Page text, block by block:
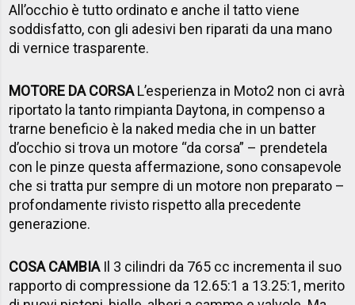
All’occhio è tutto ordinato e anche il tatto viene
soddisfatto, con gli adesivi ben riparati da una mano
di vernice trasparente.
MOTORE DA CORSAL’esperienza in Moto2 non ci avrà
riportato la tanto rimpianta Daytona, in compenso a
trarne beneficio è la naked media che in un batter
d’occhio si trova un motore “da corsa” – prendetela
con le pinze questa affermazione, sono consapevole
che si tratta pur sempre di un motore non preparato –
profondamente rivisto rispetto alla precedente
generazione.
COSA CAMBIAIl 3 cilindri da 765 cc incrementa il suo
rapporto di compressione da 12.65:1 a 13.25:1, merito